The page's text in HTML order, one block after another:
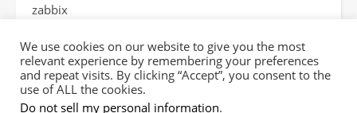
zabbix
热门分享
We use cookies on our website to give you the most
relevant experience by remembering your preferences
and repeat visits. By clicking “Accept”, you consent to the
use of ALL the cookies.
Do not sell my personal information.